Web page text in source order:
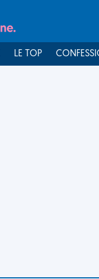
LE TOP